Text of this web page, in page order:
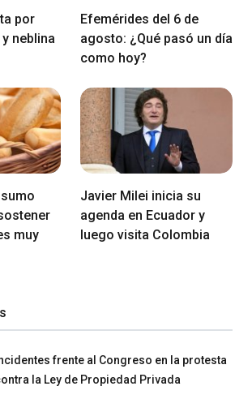
por
neblina
Efemérides del 6 de
agosto: ¿Qué pasó un día
como hoy?
muy
Javier Milei inicia su
agenda en Ecuador y
luego visita Colombia
frente al Congreso en la protesta
la Ley de Propiedad Privada